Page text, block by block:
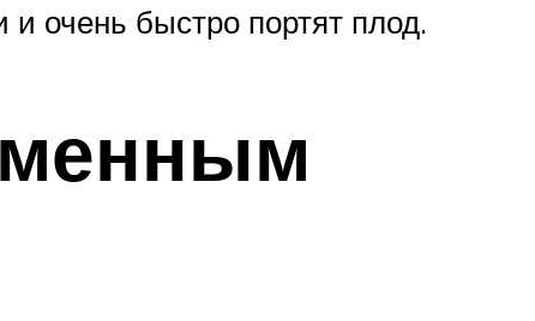
очень быстро портят плод.